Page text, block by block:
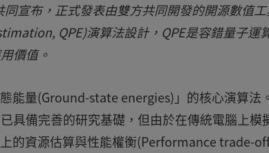
宣布，正式發表由雙方共同開發的開源數值
QPE)演算法設計，QPE是容錯量子運
價值。
能量(Ground-state energies)」的核心演算法
具備完善的研究基礎，但由於在傳統電腦上模
的資源估算與性能權衡(Performance trade-